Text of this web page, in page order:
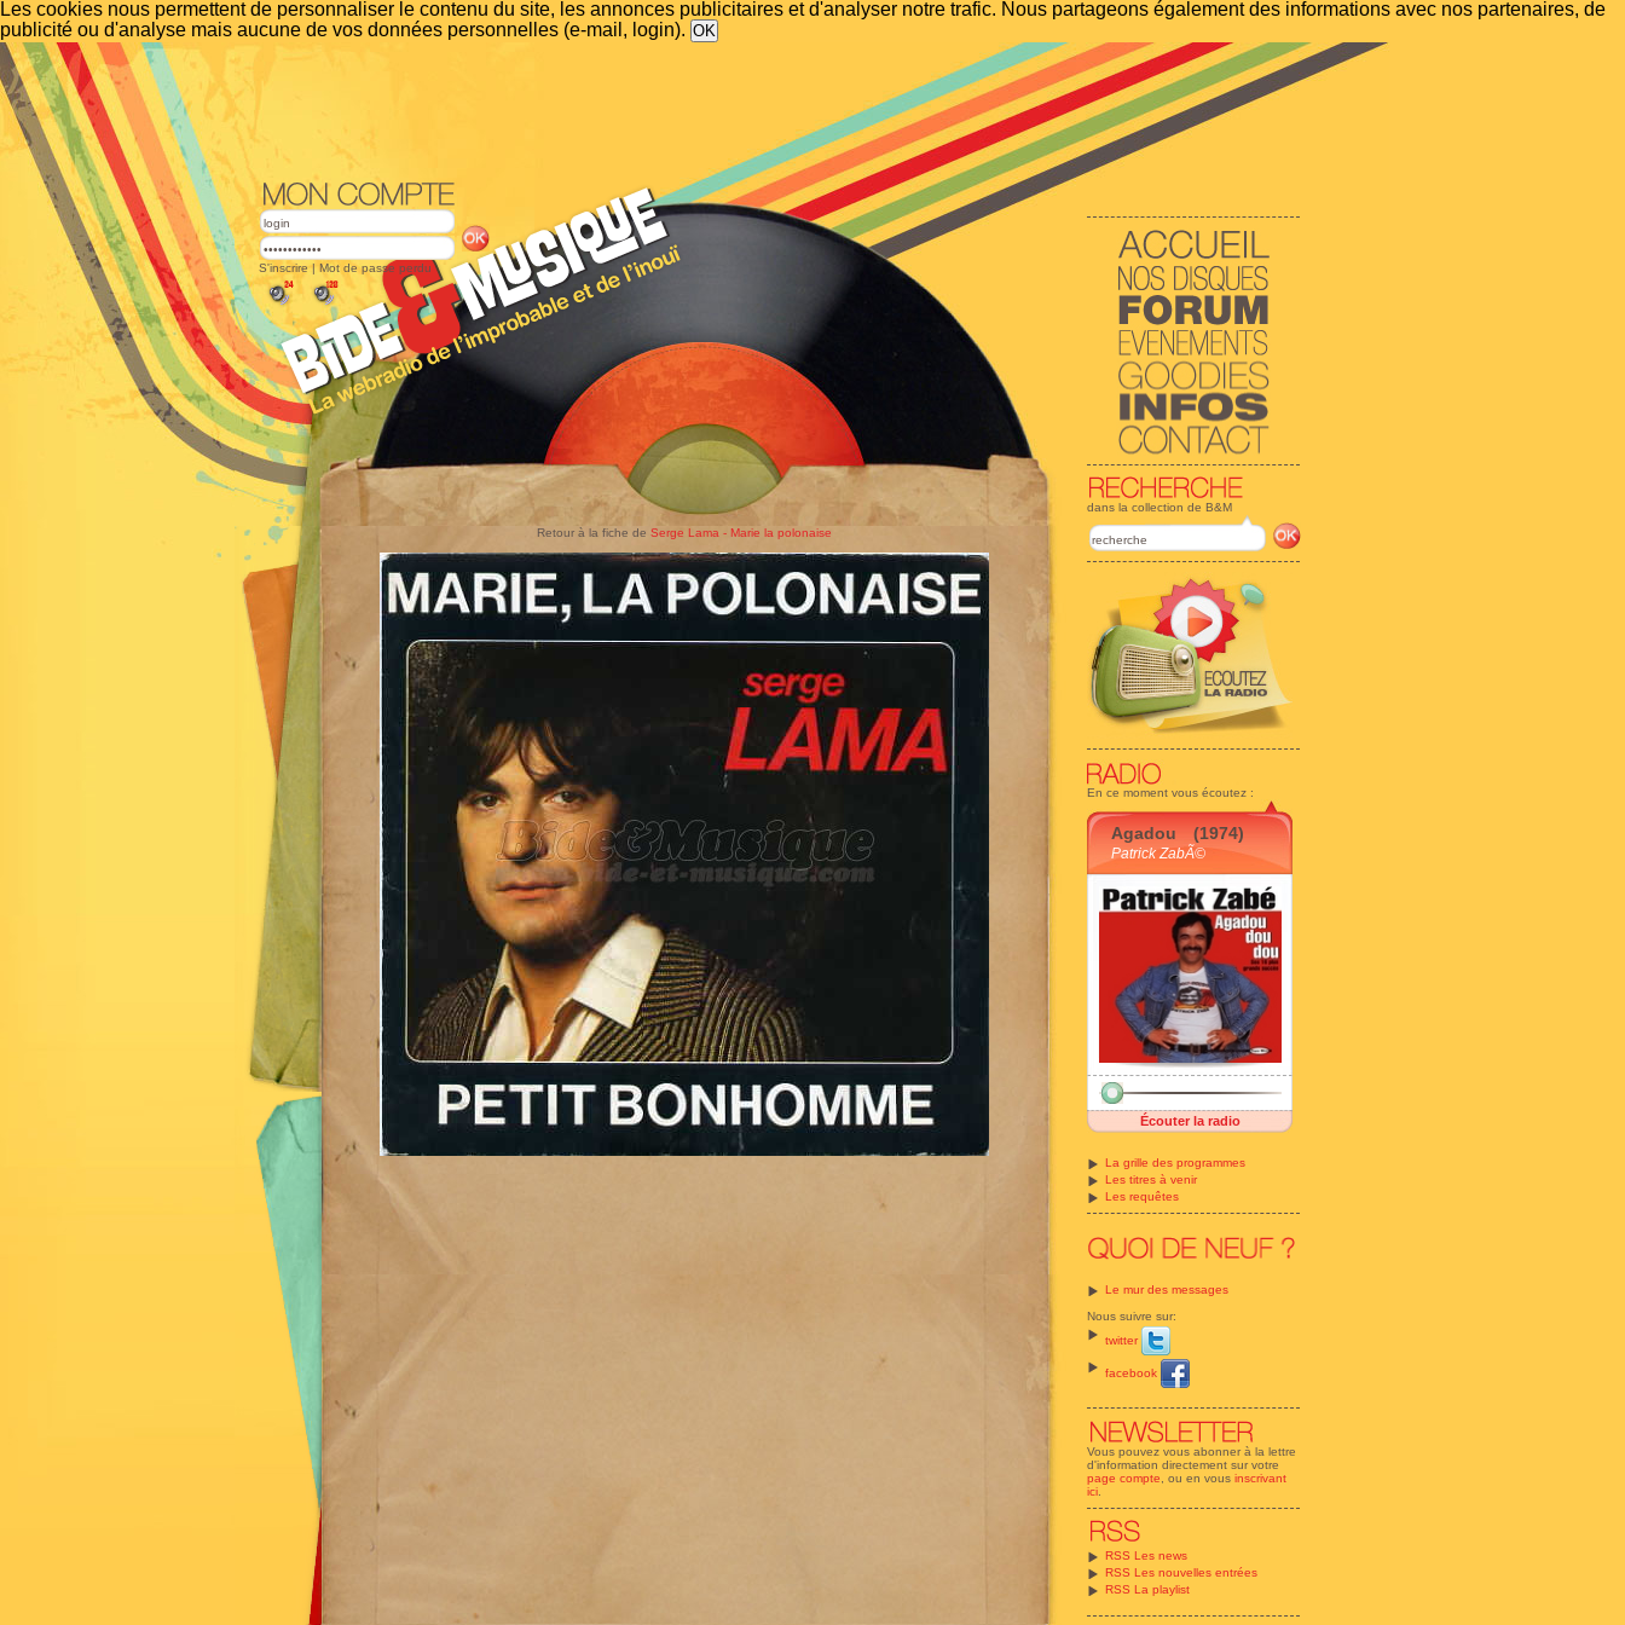
Les cookies nous permettent de personnaliser le contenu du site, les annonces publicitaires et d'analyser notre trafic. Nous partageons également des informations avec nos partenaires, de
publicité ou d'analyse mais aucune de vos données personnelles (e-mail, login).
dans la collection de B&M
En ce moment vous écoutez :
Agadou (1974)
Patrick ZabÃ©
Écouter la radio
La grille des programmes
Les titres à venir
Les requêtes
Le mur des messages
Nous suivre sur:
twitter
facebook
Vous pouvez vous abonner à la lettre
d'information directement sur votre
page compte , ou en vous inscrivant
ici
RSS Les news
RSS Les nouvelles entrées
RSS La playlist
S'inscrire | Mot de passe perdu
Retour à la fiche de Serge Lama - Marie la polonaise